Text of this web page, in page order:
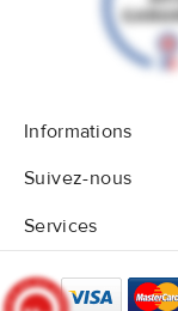
Informations
Suivez-nous
Services